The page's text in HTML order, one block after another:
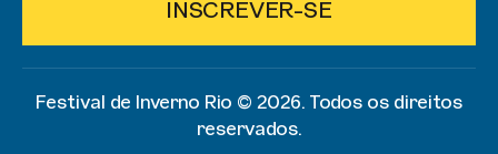
INSCREVER-SE
Festival de Inverno Rio ©️ 2026. Todos os direitos
reservados.